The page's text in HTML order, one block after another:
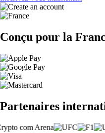
Conçu pour la
Partenaires